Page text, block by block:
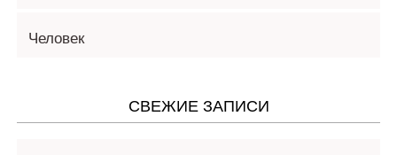
Человек
СВЕЖИЕ ЗАПИСИ